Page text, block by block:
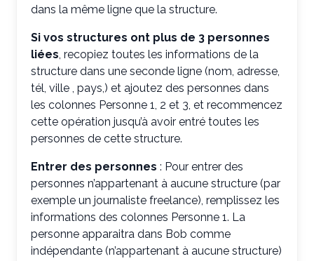
dans la même ligne que la structure.
Si vos structures ont plus de 3 personnes
liées, recopiez toutes les informations de la
structure dans une seconde ligne (nom, adresse,
tél, ville , pays,) et ajoutez des personnes dans
les colonnes Personne 1, 2 et 3, et recommencez
cette opération jusqu’à avoir entré toutes les
personnes de cette structure.
Entrer des personnes : Pour entrer des
personnes n’appartenant à aucune structure (par
exemple un journaliste freelance), remplissez les
informations des colonnes Personne 1. La
personne apparaitra dans Bob comme
indépendante (n’appartenant à aucune structure)